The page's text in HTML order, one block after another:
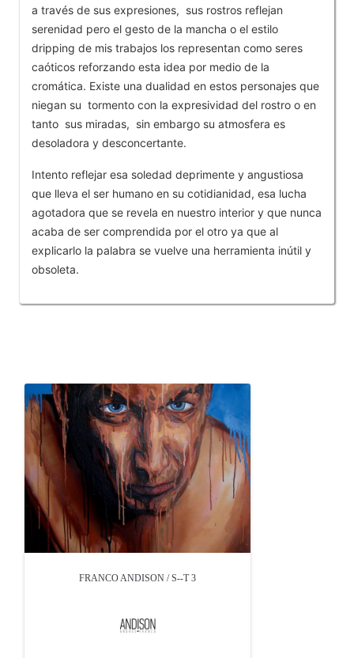
a través de sus expresiones, sus rostros reflejan
serenidad pero el gesto de la mancha o el estilo
dripping de mis trabajos los representan como seres
caóticos reforzando esta idea por medio de la
cromática. Existe una dualidad en estos personajes que
niegan su tormento con la expresividad del rostro o en
tanto sus miradas, sin embargo su atmosfera es
desoladora y desconcertante.
Intento reflejar esa soledad deprimente y angustiosa
que lleva el ser humano en su cotidianidad, esa lucha
agotadora que se revela en nuestro interior y que nunca
acaba de ser comprendida por el otro ya que al
explicarlo la palabra se vuelve una herramienta inútil y
obsoleta.
FRANCO ANDISON / S--T 3